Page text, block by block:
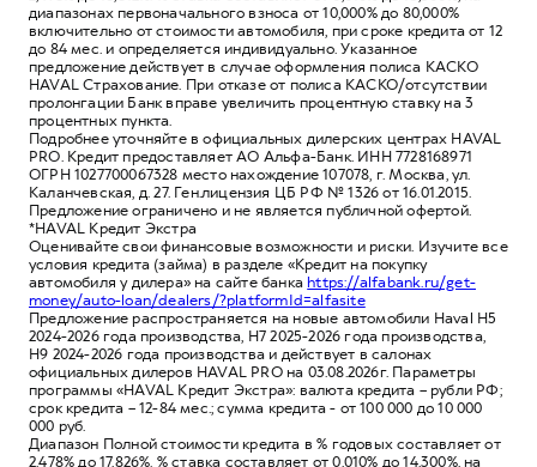
диапазонах первоначального взноса от 10,000% до 80,000%
включительно от стоимости автомобиля, при сроке кредита от 12
до 84 мес. и определяется индивидуально. Указанное
предложение действует в случае оформления полиса КАСКО
HAVAL Страхование. При отказе от полиса КАСКО/отсутствии
пролонгации Банк вправе увеличить процентную ставку на 3
процентных пункта.
Подробнее уточняйте в официальных дилерских центрах HAVAL
PRO. Кредит предоставляет АО Альфа-Банк. ИНН 7728168971
ОГРН 1027700067328 место нахождение 107078, г. Москва, ул.
Каланчевская, д. 27. Ген.лицензия ЦБ РФ № 1326 от 16.01.2015.
Предложение ограничено и не является публичной офертой.
*HAVAL Кредит Экстра
Оценивайте свои финансовые возможности и риски. Изучите все
условия кредита (займа) в разделе «Кредит на покупку
автомобиля у дилера» на сайте банкаhttps://alfabank.ru/get-
money/auto-loan/dealers/?platformId=alfasite
Предложение распространяется на новые автомобили Haval H5
2024-2026 года производства, H7 2025-2026 года производства,
H9 2024-2026 года производства и действует в салонах
официальных дилеров HAVAL PRO на 03.08.2026г. Параметры
программы «HAVAL Кредит Экстра»: валюта кредита – рубли РФ;
срок кредита – 12-84 мес.; сумма кредита - от 100 000 до 10 000
000 руб.
Диапазон Полной стоимости кредита в % годовых составляет от
2,478% до 17,826%. % ставка составляет от 0,010% до 14,300%, на